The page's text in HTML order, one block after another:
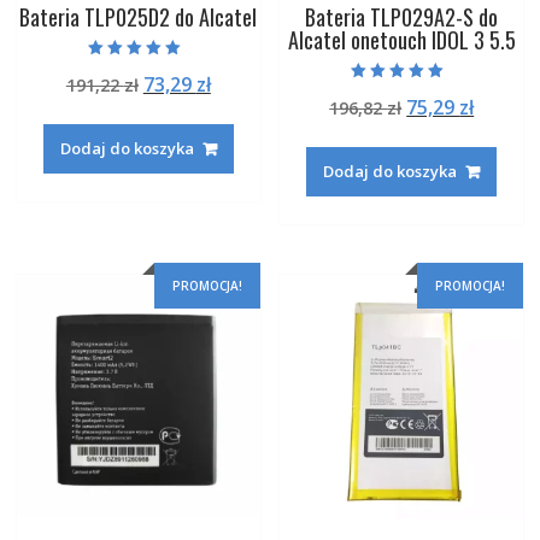
Bateria TLP025D2 do Alcatel
5.00
na 5
191,22zł Pierwotna
wynosiła:
191,22 zł.
73,29 złAktualna
73,29 zł.
Dodaj do koszyka
Bateria TLP029A2-S do
Alcatel onetouch IDOL 3 5.5
5.00
na 5
196,82zł Pierwotna
wynosiła:
196,82 zł.
75,29 zł
75,29
Dodaj do koszyka
PROMOCJA! PROMOCJA!